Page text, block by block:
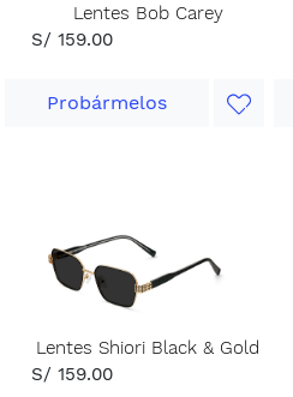
Lentes Bob Carey
S/ 159.00
Probármelos
Lentes Shiori Black & Gold
S/ 159.00